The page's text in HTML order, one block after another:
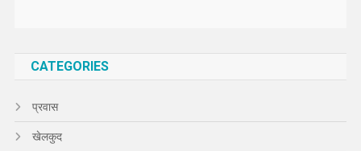
CATEGORIES
प्रवास
खेलकुद